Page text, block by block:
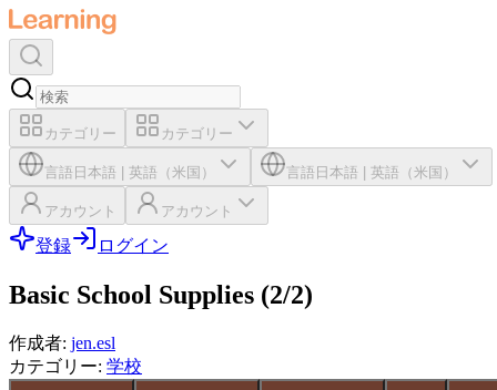
カテゴリー カテゴリー
言語 日本語 英語（米国） 言語 日本語 英語（米国）
アカウント アカウント
登録 ログイン
Basic School Supplies (2/2)
作成者: jen.esl
カテゴリー: 学校